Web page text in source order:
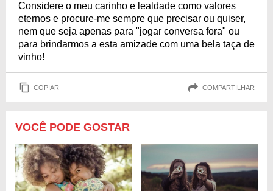
Considere o meu carinho e lealdade como valores
eternos e procure-me sempre que precisar ou quiser,
nem que seja apenas para "jogar conversa fora" ou
para brindarmos a esta amizade com uma bela taça de
vinho!
COPIAR COMPARTILHAR
VOCÊ PODE GOSTAR